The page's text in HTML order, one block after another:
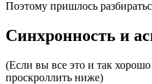
Поэтому пришлось
Синхронность и
(Если вы все это и так
проскроллить ниже)